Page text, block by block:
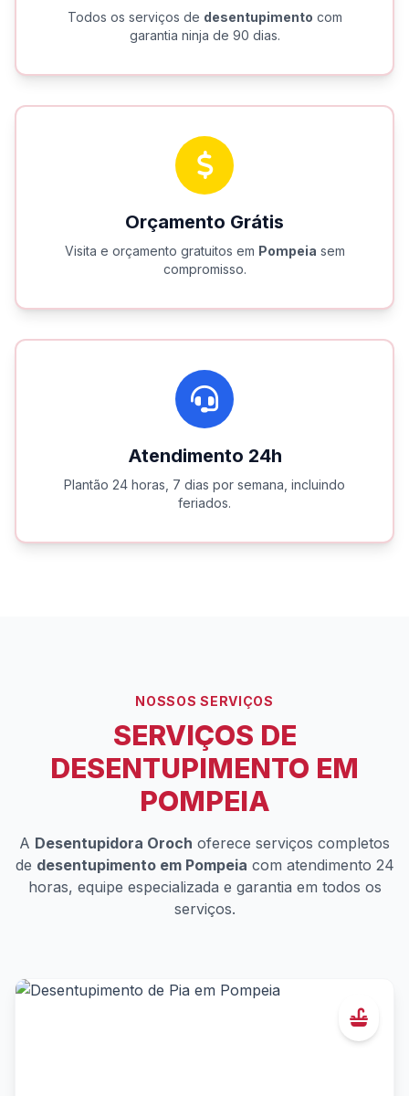
Todos os serviços de desentupimento com
garantia ninja de 90 dias.
Orçamento Grátis
Visita e orçamento gratuitos em Pompeia sem
compromisso.
Atendimento 24h
Plantão 24 horas, 7 dias por semana, incluindo
feriados.
NOSSOS SERVIÇOS
SERVIÇOS DE
DESENTUPIMENTO EM
POMPEIA
A Desentupidora Oroch oferece serviços completos
de desentupimento em Pompeia com atendimento 24
horas, equipe especializada e garantia em todos os
serviços.